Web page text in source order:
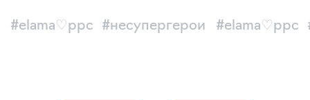
#несупергерои #elama♡ppc
#elama♡ppc